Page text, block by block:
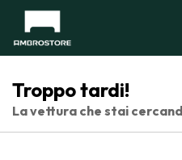
Troppo tardi!
La vettura che stai